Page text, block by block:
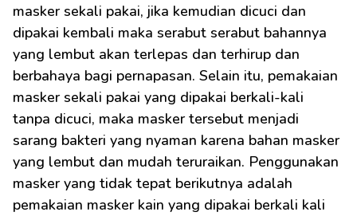
masker sekali pakai, jika kemudian dicuci dan
dipakai kembali maka serabut serabut bahannya
yang lembut akan terlepas dan terhirup dan
berbahaya bagi pernapasan. Selain itu, pemakaian
masker sekali pakai yang dipakai berkali-kali
tanpa dicuci, maka masker tersebut menjadi
sarang bakteri yang nyaman karena bahan masker
yang lembut dan mudah teruraikan. Penggunakan
masker yang tidak tepat berikutnya adalah
pemakaian masker kain yang dipakai berkali kali